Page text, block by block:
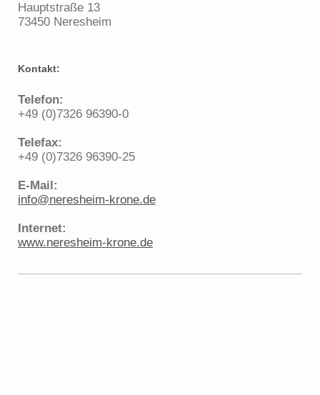
Hauptstraße 13
73450 Neresheim
Kontakt:
Telefon:
+49 (0)7326 96390-0
Telefax:
+49 (0)7326 96390-25
E-Mail:
info@neresheim-krone.de
Internet:
www.neresheim-krone.de